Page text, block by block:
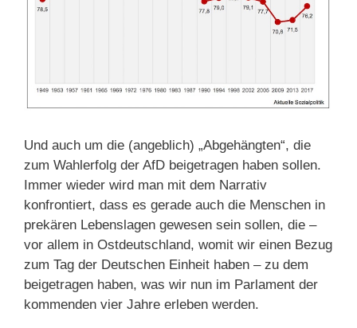
Und auch um die (angeblich) „Abgehängten“, die
zum Wahlerfolg der AfD beigetragen haben sollen.
Immer wieder wird man mit dem Narrativ
konfrontiert, dass es gerade auch die Menschen in
prekären Lebenslagen gewesen sein sollen, die –
vor allem in Ostdeutschland, womit wir einen Bezug
zum Tag der Deutschen Einheit haben – zu dem
beigetragen haben, was wir nun im Parlament der
kommenden vier Jahre erleben werden.